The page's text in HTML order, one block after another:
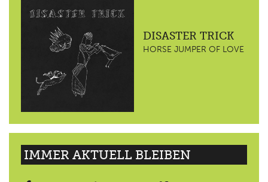
DISASTER TRICK
HORSE JUMPER OF LOVE
IMMER AKTUELL BLEIBEN